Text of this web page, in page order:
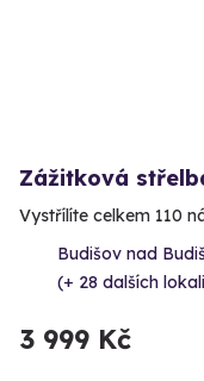
Zážitková
Vystřílíte celkem 110
Budišov nad
(+ 28 dalších
3 999 Kč